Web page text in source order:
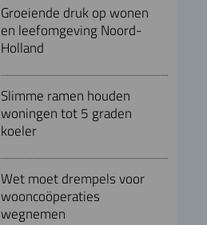
Groeiende druk op wonen
en leefomgeving Noord-
Holland
Slimme ramen houden
woningen tot 5 graden
koeler
Wet moet drempels voor
wooncoöperaties
wegnemen